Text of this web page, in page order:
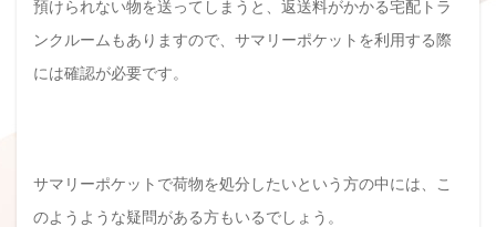
預けられない物を送ってしまうと、返送料がかかる宅配トラ
ンクルームもありますので、サマリーポケットを利用する際
には確認が必要です。
サマリーポケットで荷物を処分したいという方の中には、こ
のようような疑問がある方もいるでしょう。